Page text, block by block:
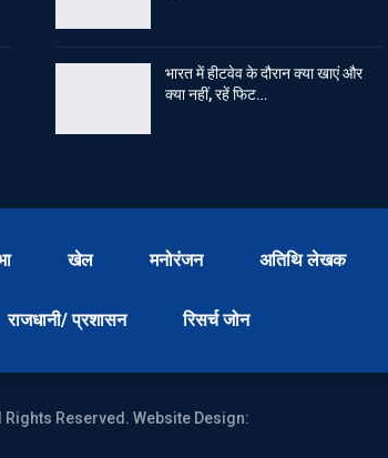
भारत में हीटवेव के दौरान क्या खाएं और
क्या नहीं, रहें फिट…
खेल मनोरंजन अतिथि लेखक
राजधानी/ प्रशासन रिसर्च जोन
Rights Reserved. Website Design: